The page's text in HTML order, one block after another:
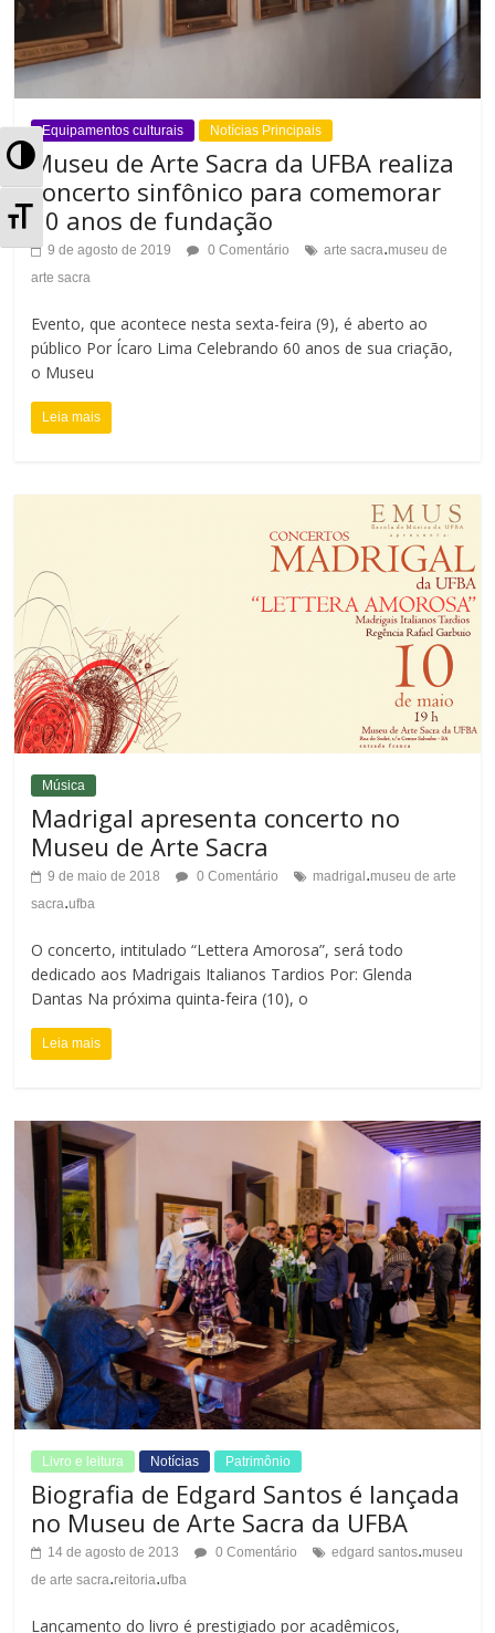
A
t
o
C
o
A
a
m
a
n
Equipamentos culturais Notícias Principais
Museu de Arte Sacra da UFBA realiza
concerto sinfônico para comemorar
60 anos de fundação
9 de agosto de 2019 0 Comentário arte sacra.museu de
arte sacra
Evento, que acontece nesta sexta-feira (9), é aberto ao
público Por Ícaro Lima Celebrando 60 anos de sua criação,
o Museu
Leia mais
Música
Madrigal apresenta concerto no
Museu de Arte Sacra
9 de maio de 2018 0 Comentário madrigal .museu de arte
sacra.ufba
O concerto, intitulado “Lettera Amorosa”, será todo
dedicado aos Madrigais Italianos Tardios Por: Glenda
Dantas Na próxima quinta-feira (10), o
Leia mais
Livro e leitura Notícias Patrimônio
Biografia de Edgard Santos é lançada
no Museu de Arte Sacra da UFBA
14 de agosto de 2013 0 Comentário edgard santos.museu
de arte sacra.reitoria.ufba
Lançamento do livro é prestigiado por acadêmicos,